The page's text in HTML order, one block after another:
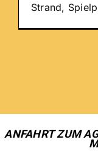
Strand,
ANFAHRT ZUM